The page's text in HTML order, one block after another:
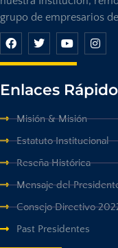
grupo de empresarios
Enlaces
Misión & Misión
Estatuto Institucional
Reseña Histórica
Mensaje del
Consejo Directivo
Past Presidentes